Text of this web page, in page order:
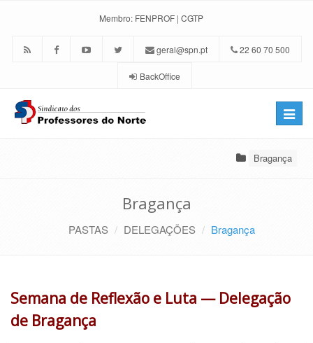
Membro: FENPROF | CGTP
geral@spn.pt 22 60 70 500
BackOffice
Toggle
Bragança
Bragança
PASTAS DELEGAÇÕES Bragança
Semana de Reflexão e Luta — Delegação
de Bragança